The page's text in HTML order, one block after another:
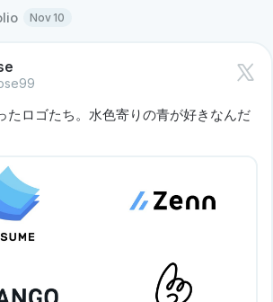
Nov 10
たロゴたち。水色寄りの青が好きなんだ